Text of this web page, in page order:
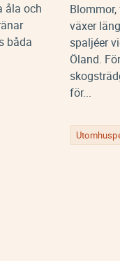
åla och
båda
växer
spaljéer
Öland.
för...